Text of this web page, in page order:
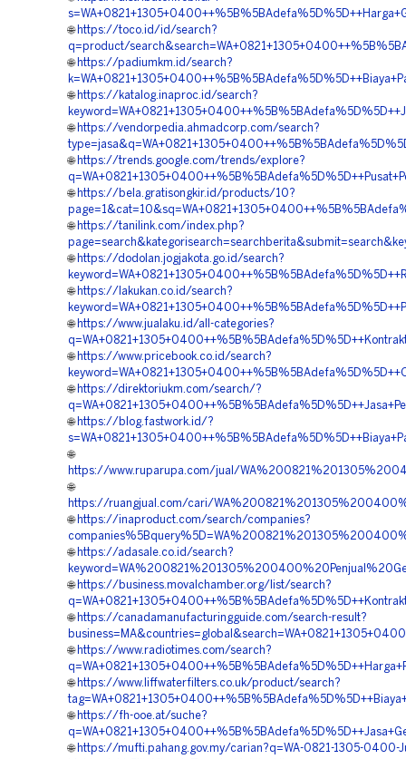
🌐 https://toco.id/id/search?
q=product/
🌐 https://padiumkm.id/search?
🌐 https://katalog.inaproc.id/search?
🌐 https://vendorpedia.ahmadcorp.com/search?
🌐 https://trends.google.com/trends/explore?
🌐 https://bela.gratisongkir.id/products/10?
🌐 https://tanilink.com/index.php?
🌐 https://dodolan.jogjakota.go.id/search?
🌐 https://lakukan.co.id/search?
🌐 https://www.jualaku.id/all-categories?
🌐 https://www.pricebook.co.id/search?
🌐 https://direktoriukm.com/search/?
🌐 https://blog.fastwork.id/?
🌐
https://www.ruparupa.com/jual/
🌐
https://ruangjual.com/cari/
🌐 https://inaproduct.com/search/companies?
🌐 https://adasale.co.id/search?
🌐 https://business.movalchamber.org/list/search?
🌐 https://canadamanufacturingguide.com/search-result?
🌐 https://www.radiotimes.com/search?
🌐 https://www.liffwaterfilters.co.uk/product/search?
🌐 https://fh-ooe.at/suche?
🌐 https://mufti.pahang.gov.my/carian?q=WA-0821-1305-0400-